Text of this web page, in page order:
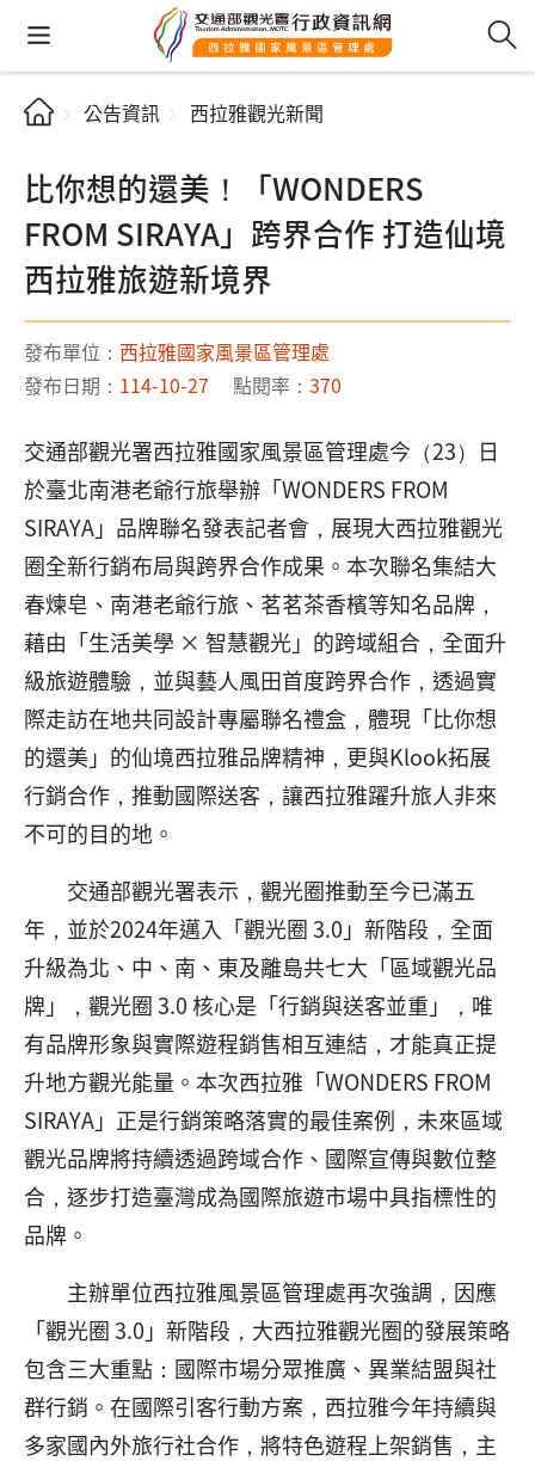
公告資訊 西拉雅觀光新聞
比你想的還美！「WONDERS
FROM SIRAYA」跨界合作 打造仙境
西拉雅旅遊新境界
發布單位： 西拉雅國家風景區管理處
發布日期： 114-10-27 點閱率： 370
交通部觀光署西拉雅國家風景區管理處今（23）日
於臺北南港老爺行旅舉辦「WONDERS FROM
SIRAYA」品牌聯名發表記者會，展現大西拉雅觀光
圈全新行銷布局與跨界合作成果。本次聯名集結大
春煉皂、南港老爺行旅、茗茗茶香檳等知名品牌，
藉由「生活美學 × 智慧觀光」的跨域組合，全面升
級旅遊體驗，並與藝人風田首度跨界合作，透過實
際走訪在地共同設計專屬聯名禮盒，體現「比你想
的還美」的仙境西拉雅品牌精神，更與Klook拓展
行銷合作，推動國際送客，讓西拉雅躍升旅人非來
不可的目的地。
交通部觀光署表示，觀光圈推動至今已滿五
年，並於2024年邁入「觀光圈 3.0」新階段，全面
升級為北、中、南、東及離島共七大「區域觀光品
牌」，觀光圈 3.0 核心是「行銷與送客並重」，唯
有品牌形象與實際遊程銷售相互連結，才能真正提
升地方觀光能量。本次西拉雅「WONDERS FROM
SIRAYA」正是行銷策略落實的最佳案例，未來區域
觀光品牌將持續透過跨域合作、國際宣傳與數位整
合，逐步打造臺灣成為國際旅遊市場中具指標性的
品牌。
主辦單位西拉雅風景區管理處再次強調，因應
「觀光圈 3.0」新階段，大西拉雅觀光圈的發展策略
包含三大重點：國際市場分眾推廣、異業結盟與社
群行銷。在國際引客行動方案，西拉雅今年持續與
多家國內外旅行社合作，將特色遊程上架銷售，主